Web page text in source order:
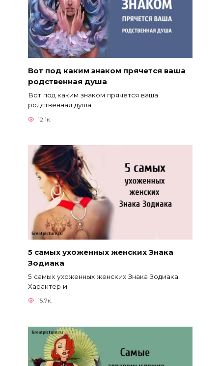
Вот под каким знаком прячется ваша
родственная душа
Вот под каким знаком прячется ваша
родственная душа.
12.1к.
5 самых ухоженных женских Знака
Зодиака
5 самых ухоженных женских Знака Зодиака.
Характер и
15.7к.